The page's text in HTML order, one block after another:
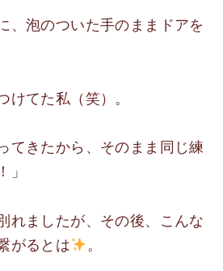
、泡のついた手のままドアを
けてた私（笑）。
てきたから、そのまま同じ練
」
れましたが、その後、こんな
がるとは
。